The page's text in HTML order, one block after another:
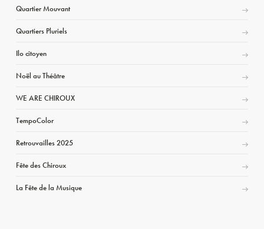
Quartier Mouvant
Quartiers Pluriels
Ilo citoyen
Noël au Théâtre
WE ARE CHIROUX
TempoColor
Retrouvailles 2025
Fête des Chiroux
La Fête de la Musique